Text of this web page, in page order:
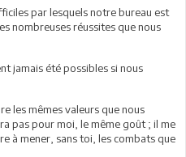
par lesquels notre bureau est
nombreuses réussites que nous
jamais été possibles si nous
les mêmes valeurs que nous
pas pour moi, le même goût ; il me
à mener, sans toi, les combats que